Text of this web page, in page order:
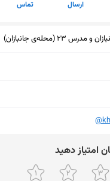
ارسال تماس
(محله‌ی جانبازان)
اﻣﺘﯿﺎز دﻫﯿﺪ